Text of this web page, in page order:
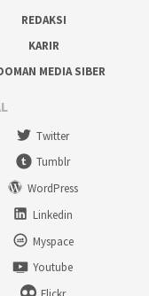
REDAKSI
KARIR
MEDIA SIBER
Twitter
Tumblr
WordPress
Linkedin
Myspace
Youtube